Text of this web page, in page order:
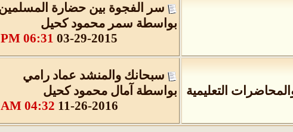
سر الفجوة بين حضارة
بواسطة سمر محمود كحيل
03-29-2015
06:31 PM
التعليمية
سبحانك والمنشد عماد رامي
بواسطة آمال محمود كحيل
11-26-2016
04:32 AM